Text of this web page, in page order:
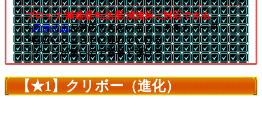
ブロック/減速壁/転送壁/減速床に対応できる
└スライムが対応できないギミックをカバー可
└幅広いクエストに連れていける
└ゲージが無いので素早く弾ける
【★1】クリボー（進化）